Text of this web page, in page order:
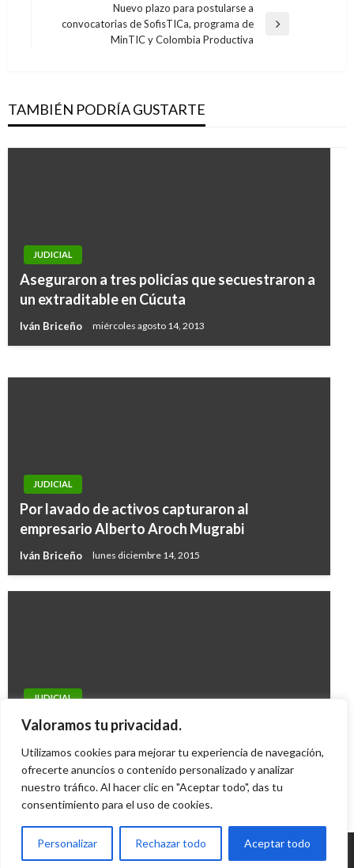
Valoramos tu privacidad.
Utilizamos cookies para mejorar tu experiencia de navegación,
ofrecerte anuncios o contenido personalizado y analizar
nuestro tráfico. Al hacer clic en "Aceptar todo", das tu
consentimiento para el uso de cookies.
Personalizar Rechazar todo Aceptar todo
entradas
Entrada
Nuevo plazo para postularse a
convocatorias de SofisTICa, programa de
MinTIC y Colombia Productiva
TAMBIÉN PODRÍA GUSTARTE
JUDICIAL
Aseguraron a tres policías que secuestraron a
un extraditable en Cúcuta
Iván Briceño miércoles agosto 14, 2013
JUDICIAL
Secuestradores de sobrina de Gabriel García
Márquez exigen US$ 5 millones por su
JUDICIAL
Por lavado de activos capturaron al
empresario Alberto Aroch Mugrabi
Iván Briceño lunes diciembre 14, 2015
JUDICIAL
Ejército capturó a 16 integrantes de ‘combos’
Iván Briceño sábado enero 15, 2011